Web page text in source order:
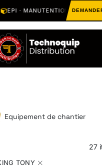
EPI · MANUTENTION ·
Equipement de chantier
27
TONY